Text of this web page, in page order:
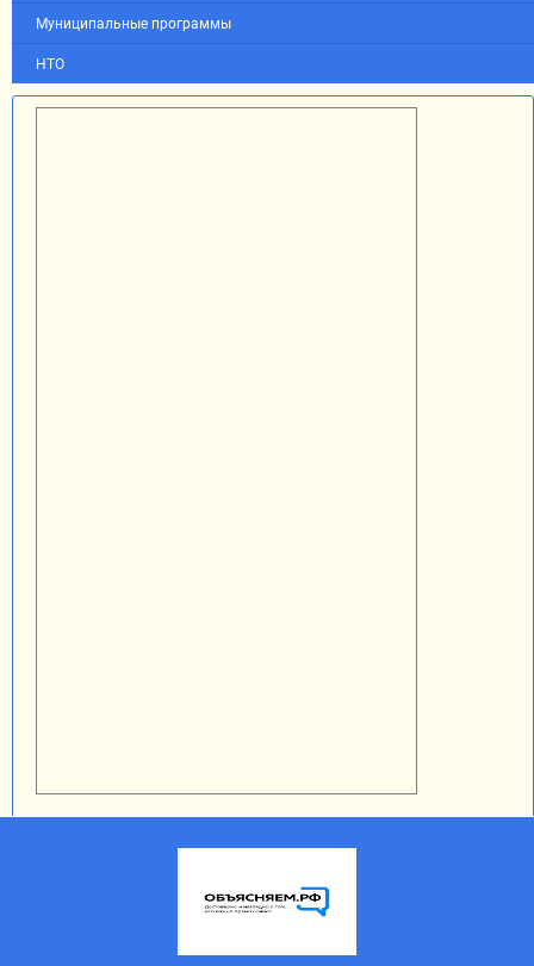
Муниципальные программы
НТО